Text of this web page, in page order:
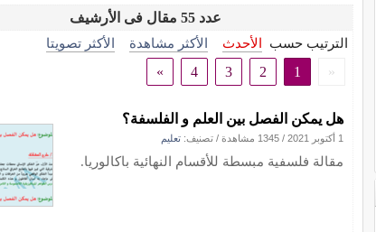
عدد 55 مقال فى الأرشيف
الترتيب حسب الأحدث الأكثر مشاهدة
الأكثر تصويتا
«
1
2
3
4
»
هل يمكن الفصل بين العلم و الفلسفة؟
1 أكتوبر 2021 / 1345 مشاهدة / تصنيف: تعليم
مقالة فلسفية مبسطة للأقسام النهائية باكالوريا.